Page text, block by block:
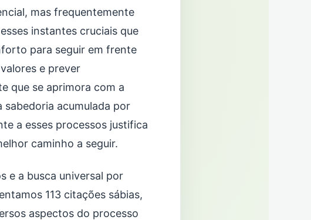
mas frequentemente
instantes cruciais que
para seguir em frente
e prever
que se aprimora com a
sabedoria acumulada por
a esses processos justifica
caminho a seguir.
e a busca universal por
113 citações sábias,
aspectos do processo